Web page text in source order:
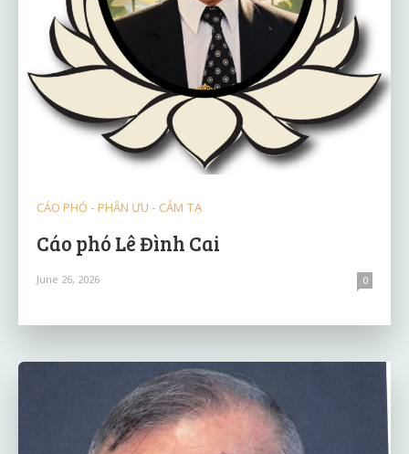
CÁO PHÓ - PHÂN ƯU - CẢM TẠ
Cáo phó Lê Đình Cai
June 26, 2026 0